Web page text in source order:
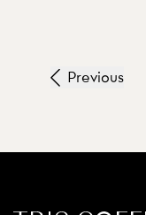
Previous